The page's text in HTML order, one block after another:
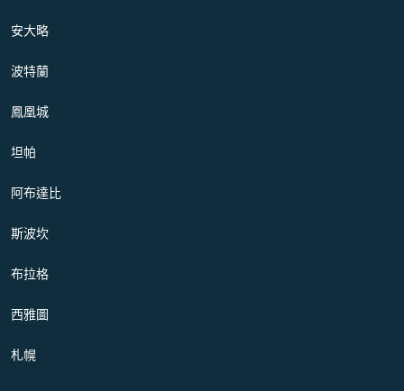
安大略
波特蘭
鳳凰城
坦帕
阿布達比
斯波坎
布拉格
西雅圖
札幌